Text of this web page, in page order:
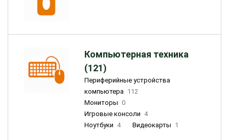
Компьютерная техника
(121)
Периферийные устройства
компьютера 112
Мониторы 0
Игровые консоли 4
Ноутбуки 4 Видеокарты 1